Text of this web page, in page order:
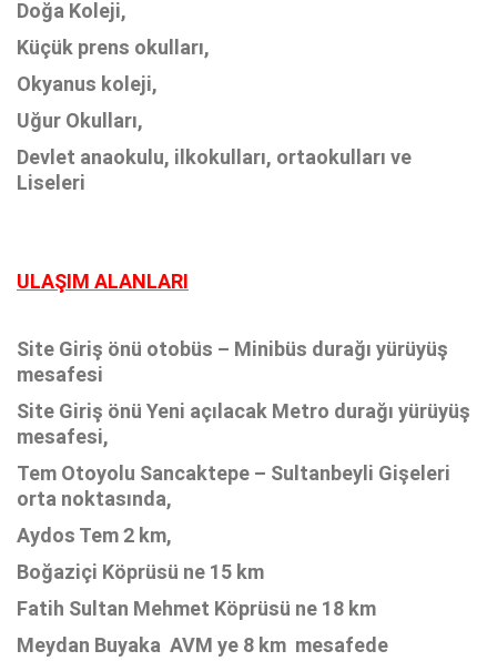
Doğa Koleji,
Küçük prens okulları,
Okyanus koleji,
Uğur Okulları,
Devlet anaokulu, ilkokulları, ortaokulları ve
Liseleri
ULAŞIM ALANLARI
Site Giriş önü otobüs – Minibüs durağı yürüyüş
mesafesi
Site Giriş önü Yeni açılacak Metro durağı yürüyüş
mesafesi,
Tem Otoyolu Sancaktepe – Sultanbeyli Gişeleri
orta noktasında,
Aydos Tem 2 km,
Boğaziçi Köprüsü ne 15 km
Fatih Sultan Mehmet Köprüsü ne 18 km
Meydan Buyaka AVM ye 8 km mesafede